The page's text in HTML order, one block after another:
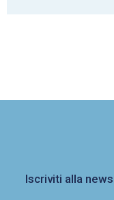
Iscriviti alla